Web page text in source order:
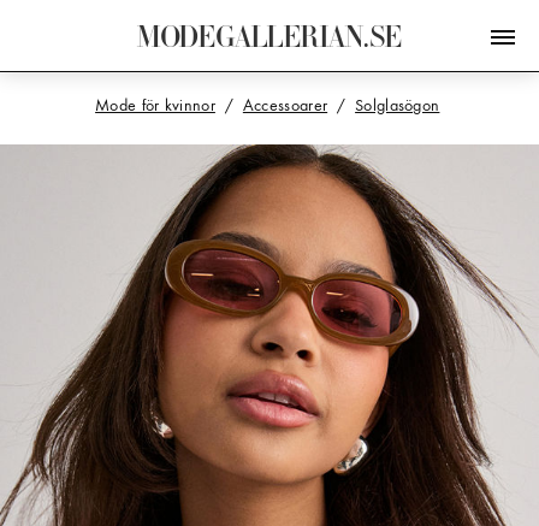
MODEGALLERIAN.SE
Mode för kvinnor Accessoarer Solglasögon